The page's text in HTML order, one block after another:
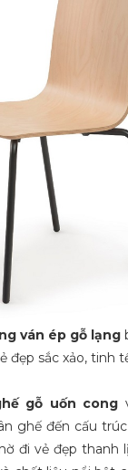
ván ép gỗ lạng
đẹp sắc xảo, tinh
gỗ uốn cong
ghế đến cấu
đi vẻ đẹp thanh